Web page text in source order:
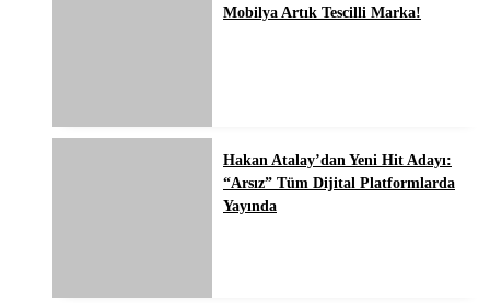
Mobilya Artık Tescilli Marka!
Hakan Atalay’dan Yeni Hit Adayı:
“Arsız” Tüm Dijital Platformlarda
Yayında